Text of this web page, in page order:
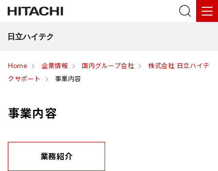
日立ハイテク
Home 企業情報 国内グループ会社
株式会社 日立ハイテ
クサポート
事業内容
事業内容
業務紹介